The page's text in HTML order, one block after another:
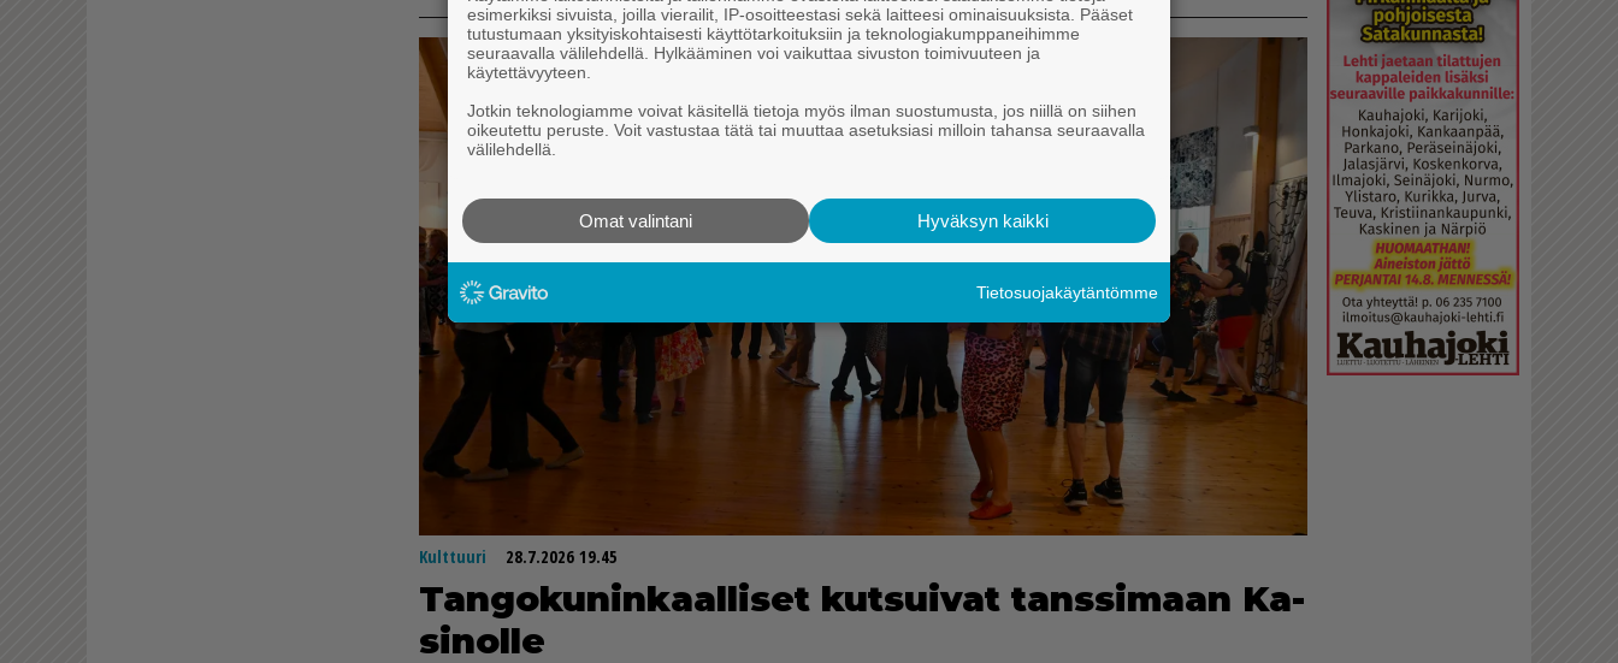
Kulttuuri 28.7.2026 19.45
Tan­go­ku­nin­kaal­li­set kut­sui­vat tans­si­maan Ka­
si­nol­le
esimerkiksi sivuista, joilla vierailit, IP-osoitteestasi sekä laitteesi ominaisuuksista. Pääset
tutustumaan yksityiskohtaisesti käyttötarkoituksiin ja teknologiakumppaneihimme
seuraavalla välilehdellä. Hylkääminen voi vaikuttaa sivuston toimivuuteen ja
käytettävyyteen.
Jotkin teknologiamme voivat käsitellä tietoja myös ilman suostumusta, jos niillä on siihen
oikeutettu peruste. Voit vastustaa tätä tai muuttaa asetuksiasi milloin tahansa seuraavalla
välilehdellä.
Hyväksyn kaikki
Omat valintani
Tietosuojakäytäntömme